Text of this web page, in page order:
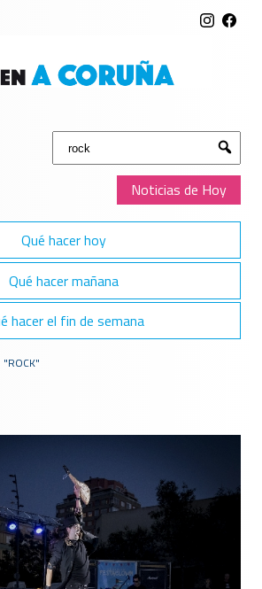
Buscar:
Submit
Noticias de Hoy
Qué hacer hoy
Qué hacer mañana
hacer el fin de semana
"ROCK"